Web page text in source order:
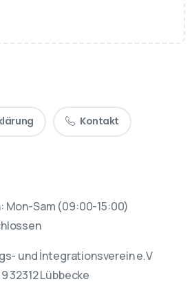
Kontakt
Mon-Sam (09:00-15:00)
und İntegrationsverein e.V
32312 Lübbecke